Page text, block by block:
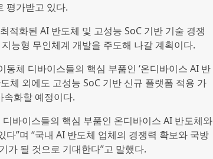
평가받고 있다.
적화된 AI 반도체 및 고성능 SoC 기반 기술 경쟁
능형 무인체계 개발을 주도해 나갈 계획이다.
체 디바이스들의 핵심 부품인 ‘온디바이스 AI 반
체 외에도 고성능 SoC 기반 신규 플랫폼 적용 가
속화할 예정이다.
바이스들의 핵심 부품인 온디바이스 AI 반도체와
”며 “국내 AI 반도체 업체의 경쟁력 확보와 국방
가 될 것으로 기대한다”고 말했다.